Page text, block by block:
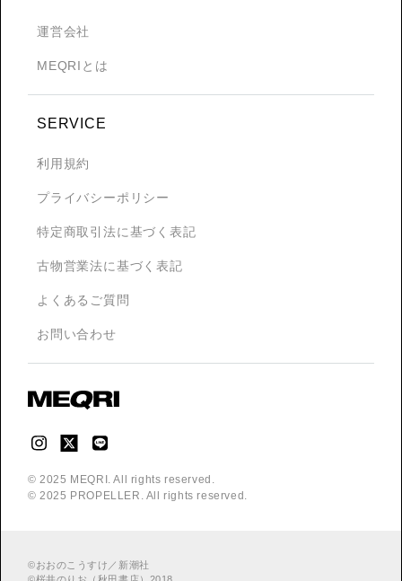
© 2025 MEQRI. All rights reserved.
© 2025 PROPELLER. All rights reserved.
運営会社
MEQRIとは
SERVICE
利用規約
プライバシーポリシー
特定商取引法に基づく表記
古物営業法に基づく表記
よくあるご質問
お問い合わせ
©おおのこうすけ／新潮社